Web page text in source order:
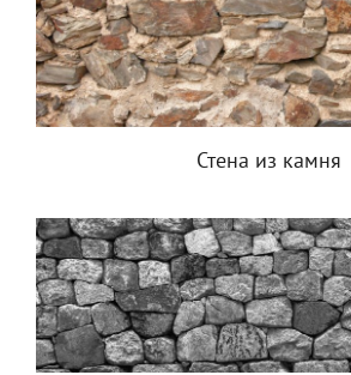
Стена из камня